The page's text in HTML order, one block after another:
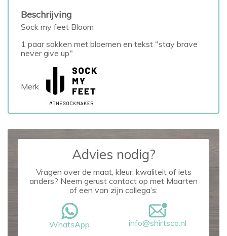
Beschrijving
Sock my feet Bloom
1 paar sokken met bloemen en tekst "stay brave
never give up"
Merk
Advies nodig?
Vragen over de maat, kleur, kwaliteit of iets
anders? Neem gerust contact op met Maarten
of een van zijn collega’s:
WhatsApp info@shirtsco.nl